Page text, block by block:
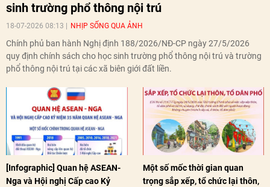
sinh trường phổ thông nội trú
18-07-2026 08:13 NHỊP SỐNG QUA ẢNH
Chính phủ ban hành Nghị định 188/2026/NĐ-CP ngày 27/5/2026
quy định chính sách cho học sinh trường phổ thông nội trú và trường
phổ thông nội trú tại các xã biên giới đất liền.
[Infographic] Quan hệ ASEAN-
Nga và Hội nghị Cấp cao Kỷ
Một số mốc thời gian quan
trọng sắp xếp, tổ chức lại thôn,